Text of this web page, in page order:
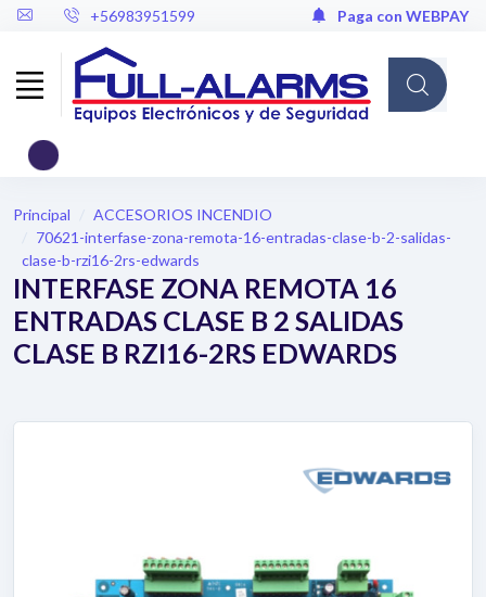
+56983951599 Paga con WEBPAY
Principal
ACCESORIOS INCENDIO
70621-interfase-zona-remota-16-entradas-clase-b-2-salidas-
clase-b-rzi16-2rs-edwards
INTERFASE ZONA REMOTA 16
ENTRADAS CLASE B 2 SALIDAS
CLASE B RZI16-2RS EDWARDS